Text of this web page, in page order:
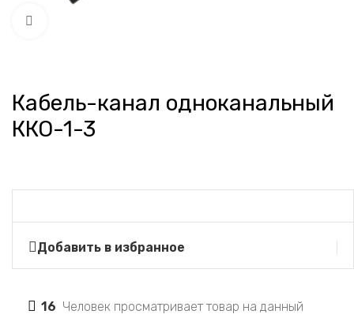
Кабель-канал одноканальный
ККО-1-3
Добавить в избранное
16 Человек просматривает товар на данный